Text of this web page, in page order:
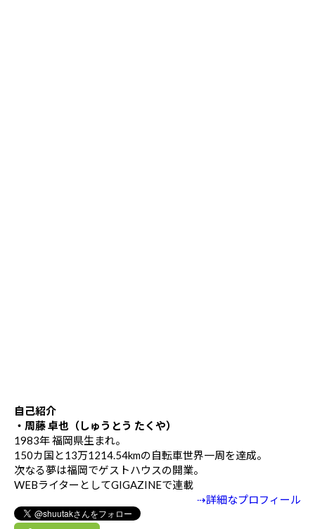
自己紹介
・周藤 卓也（しゅうとう たくや）
1983年 福岡県生まれ。
150カ国と13万1214.54kmの自転車世界一周を達成。
次なる夢は福岡でゲストハウスの開業。
WEBライターとしてGIGAZINEで連載
⇢詳細なプロフィール